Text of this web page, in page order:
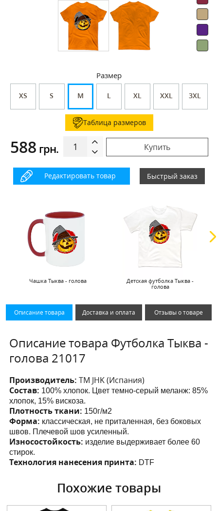
Размер
XS S M L XL XXL 3XL
Таблица размеров
588 грн. Купить
Редактировать товар Быстрый заказ
Чашка Тыква - голова
Детская футболка Тыква -
голова
Описание товара Доставка и оплата Отзывы о товаре
Описание товара Футболка Тыква -
голова 21017
Производитель:ТМ JHK (Испания)
Состав: 100% хлопок. Цвет темно-серый меланж: 85%
хлопок, 15% вискоза.
Плотность ткани: 150г/м2
Форма: классическая, не приталенная, без боковых
швов. Плечевой шов усиленный.
Износостойкость: изделие выдерживает более 60
стирок.
Технология нанесения принта: DTF
Похожие товары